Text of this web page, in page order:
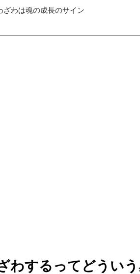
ざわは魂の成長のサイン
わするってどういう